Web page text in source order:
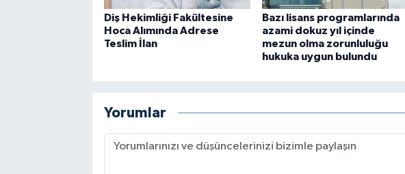
Diş Hekimliği Fakültesine
Hoca Alımında Adrese
Teslim İlan
Bazı lisans programlarında
azami dokuz yıl içinde
mezun olma zorunluluğu
hukuka uygun bulundu
Yorumlar